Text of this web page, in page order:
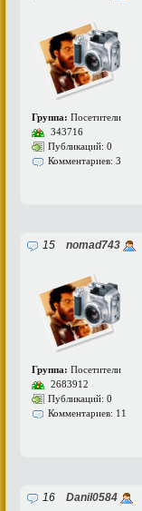
Группа: Посетители
343716
Публикаций: 0
Комментариев: 3
15 nomad743
Группа: Посетители
2683912
Публикаций: 0
Комментариев: 11
16 Danil0584